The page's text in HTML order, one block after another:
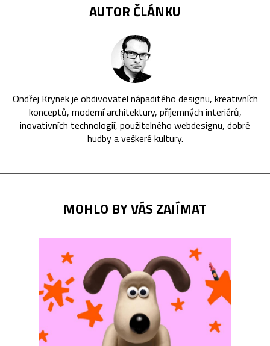
AUTOR ČLÁNKU
Ondřej Krynek je obdivovatel nápaditého designu, kreativních
konceptů, moderní architektury, příjemných interiérů,
inovativních technologií, použitelného webdesignu, dobré
hudby a veškeré kultury.
MOHLO BY VÁS ZAJÍMAT